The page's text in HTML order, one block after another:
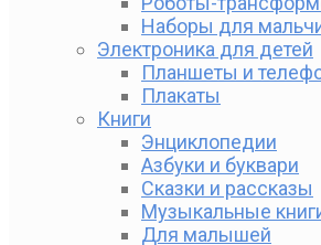
Наборы для
Электроника для детей
Планшеты и
Плакаты
Книги
Энциклопедии
Азбуки и буквари
Сказки и рассказы
Музыкальные
Для малышей